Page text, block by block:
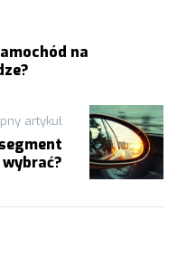
na
artykuł